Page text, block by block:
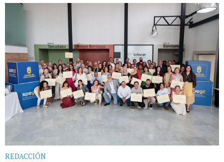
REDACCIÓN